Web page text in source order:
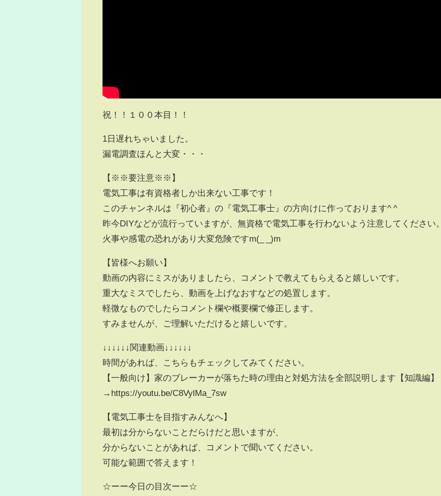
祝！！１００本目！！
1日遅れちゃいました。
漏電調査ほんと大変・・・
【※※要注意※※】
電気工事は有資格者しか出来ない工事です！
このチャンネルは『初心者』の『電気工事士』の方向けに作っております^ ^
昨今DIYなどが流行っていますが、無資格で電気工事を行わないよう注意してください。
火事や感電の恐れがあり大変危険ですm(_ _)m
【皆様へお願い】
動画の内容にミスがありましたら、コメントで教えてもらえると嬉しいです。
重大なミスでしたら、動画を上げなおすなどの処置します。
軽微なものでしたらコメント欄や概要欄で修正します。
すみませんが、ご理解いただけると嬉しいです。
↓↓↓↓↓↓関連動画↓↓↓↓↓↓
時間があれば、こちらもチェックしてみてください。
【一般向け】家のブレーカーが落ちた時の理由と対処方法を全部説明します【知識編】
→https://youtu.be/C8VylMa_7sw
【電気工事士を目指すみんなへ】
最初は分からないことだらけだと思いますが、
分からないことがあれば、コメントで聞いてください。
可能な範囲で答えます！
☆ーー今日の目次ーー☆